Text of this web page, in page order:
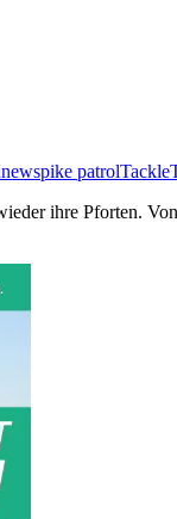
newspike patrolTackle
ihre Pforten.